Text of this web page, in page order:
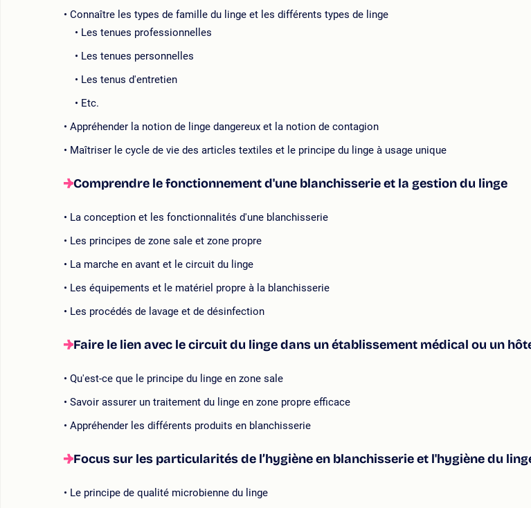
Connaître les types de famille du linge et les différents types de linge
Les tenues professionnelles
Les tenues personnelles
Les tenus d'entretien
Etc.
Appréhender la notion de linge dangereux et la notion de contagion
Maîtriser le cycle de vie des articles textiles et le principe du linge à usage unique
Comprendre le fonctionnement d'une blanchisserie et la gestion du linge
La conception et les fonctionnalités d'une blanchisserie
Les principes de zone sale et zone propre
La marche en avant et le circuit du linge
Les équipements et le matériel propre à la blanchisserie
Les procédés de lavage et de désinfection
Faire le lien avec le circuit du linge dans un établissement médical ou un
Qu'est-ce que le principe du linge en zone sale
Savoir assurer un traitement du linge en zone propre efficace
Appréhender les différents produits en blanchisserie
Focus sur les particularités de l’hygiène en blanchisserie et l'hygiène du
Le principe de qualité microbienne du linge